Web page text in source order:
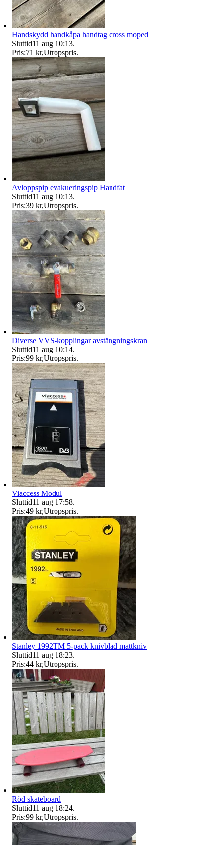
Handskydd handkåpa handtag cross moped
Sluttid11 aug 10:13.
Pris:71 kr,Utropspris.
Avloppspip evakueringspip Handfat
Sluttid11 aug 10:13.
Pris:39 kr,Utropspris.
Diverse VVS-kopplingar avstängningskran
Sluttid11 aug 10:14.
Pris:99 kr,Utropspris.
Viaccess Modul
Sluttid11 aug 17:58.
Pris:49 kr,Utropspris.
Stanley 1992TM 5-pack knivblad mattkniv
Sluttid11 aug 18:23.
Pris:44 kr,Utropspris.
Röd skateboard
Sluttid11 aug 18:24.
Pris:99 kr,Utropspris.